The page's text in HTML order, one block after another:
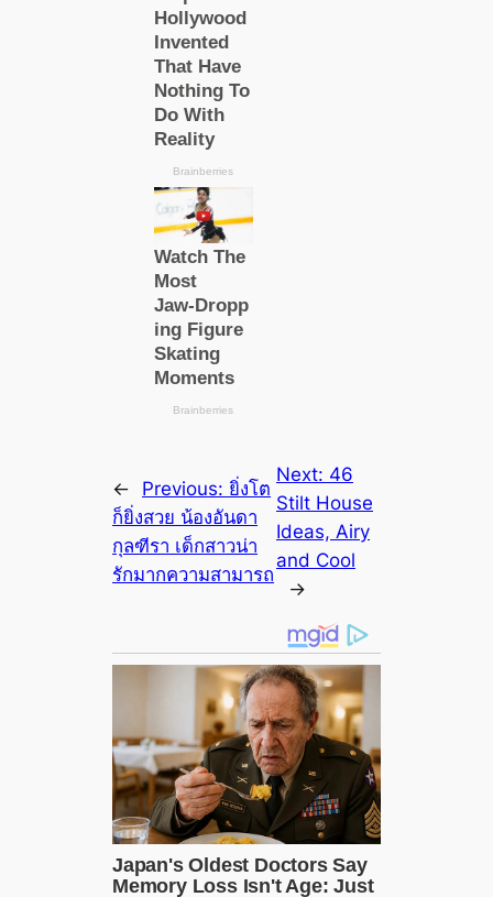
← Previous: ยิ่งโต
ก็ยิ่งสวย น้องอันดา
กุลฑีรา เด็กสาวน่า
รักมากความสามารถ
Next: 46
Stilt House
Ideas, Airy
and Cool
→